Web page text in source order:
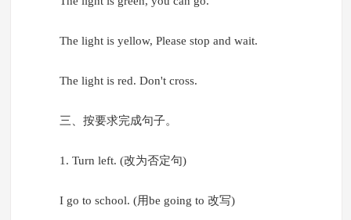
The light is yellow, Please stop and wait.
The light is red. Don't cross.
三、按要求完成句子。
1. Turn left. (改为否定句)
I go to school. (用be going to 改写)